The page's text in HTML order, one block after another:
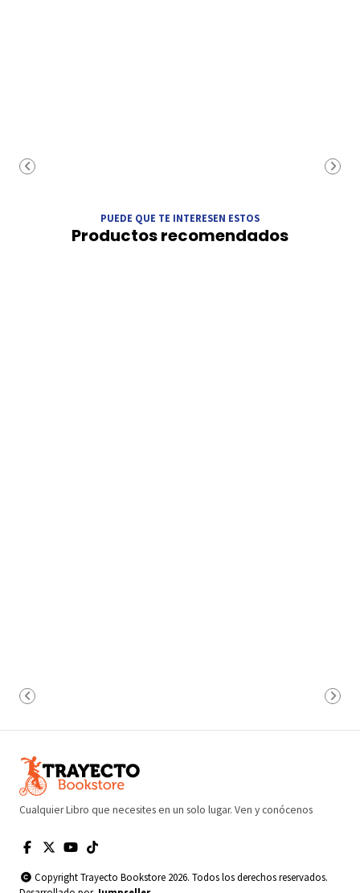
PUEDE QUE TE INTERESEN ESTOS
Productos recomendados
Cualquier Libro que necesites en un solo lugar. Ven y conócenos
Copyright Trayecto Bookstore 2026. Todos los derechos reservados.